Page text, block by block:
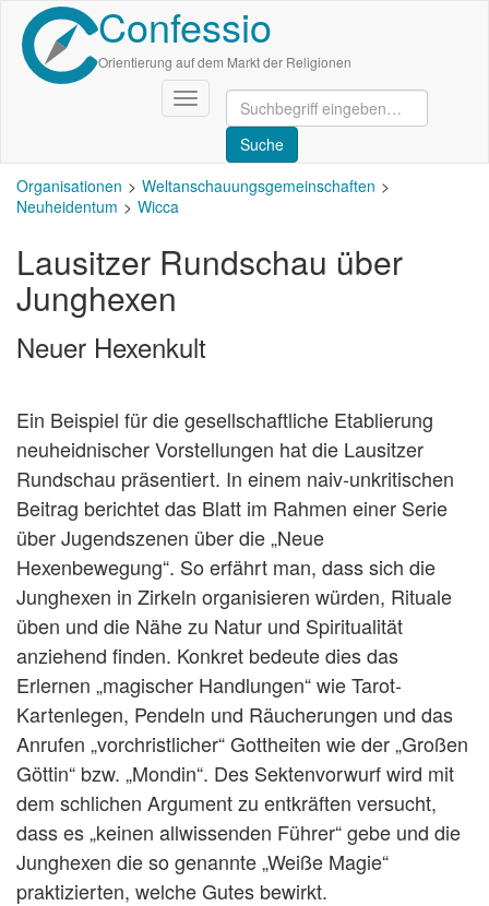
Direkt
zum
Inhalt
Confessio
Orientierung auf dem Markt der Religionen
Navigation
aktivieren/deaktivieren
Organisationen
Weltanschauungsgemeinschaften
Neuheidentum
Wicca
Lausitzer Rundschau über
Junghexen
Neuer Hexenkult
Ein Beispiel für die gesellschaftliche Etablierung
neuheidnischer Vorstellungen hat die Lausitzer
Rundschau präsentiert. In einem naiv-unkritischen
Beitrag berichtet das Blatt im Rahmen einer Serie
über Jugendszenen über die „Neue
Hexenbewegung“. So erfährt man, dass sich die
Junghexen in Zirkeln organisieren würden, Rituale
üben und die Nähe zu Natur und Spiritualität
anziehend finden. Konkret bedeute dies das
Erlernen „magischer Handlungen“ wie Tarot-
Kartenlegen, Pendeln und Räucherungen und das
Anrufen „vorchristlicher“ Gottheiten wie der „Großen
Göttin“ bzw. „Mondin“. Des Sektenvorwurf wird mit
dem schlichen Argument zu entkräften versucht,
dass es „keinen allwissenden Führer“ gebe und die
Junghexen die so genannte „Weiße Magie“
praktizierten, welche Gutes bewirkt.